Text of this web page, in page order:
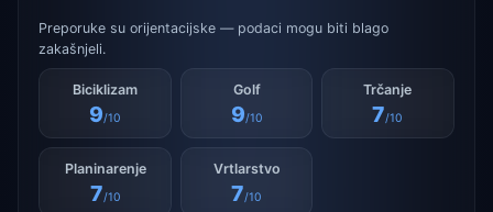
Preporuke su orijentacijske — podaci mogu biti blago
zakašnjeli.
Biciklizam
9/10
Golf
9/10
Trčanje
7/10
Planinarenje
7/10
Vrtlarstvo
7/10